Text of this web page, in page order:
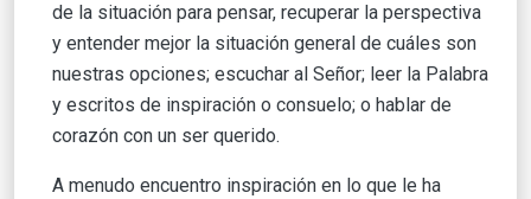
de la situación para pensar, recuperar la perspectiva
y entender mejor la situación general de cuáles son
nuestras opciones; escuchar al Señor; leer la Palabra
y escritos de inspiración o consuelo; o hablar de
corazón con un ser querido.
A menudo encuentro inspiración en lo que le ha